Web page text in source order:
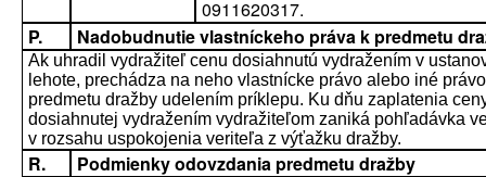
0911620317.
P.
Nadobudnutie vlastníckeho práva k predmetu
Ak uhradil vydražiteľ cenu dosiahnutú vydražením v
lehote, prechádza na neho vlastnícke právo alebo iné
predmetu dražby udelením príklepu. Ku dňu zaplatenia
dosiahnutej vydražením vydražiteľom zaniká pohľadávka
v rozsahu uspokojenia veriteľa z výťažku dražby.
R. Podmienky odovzdania predmetu dražby